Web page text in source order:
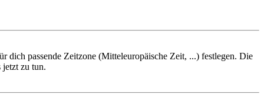
dich passende Zeitzone (Mitteleuropäische Zeit, ...) festlegen. Die
jetzt zu tun.